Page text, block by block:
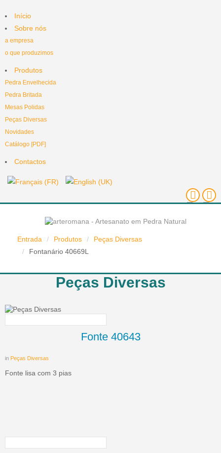
Início
Sobre nós
a empresa
o que produzimos
Produtos
Pedra Envelhecida
Pedra Britada
Mesas Polidas
Peças Diversas
Novidades
Catálogo [PDF]
Contactos
Entrada / Produtos /
Peças Diversas
/
Fontanário 40669L
Peças Diversas
Fonte 40643
in Peças Diversas
Fonte lisa com 3 pias